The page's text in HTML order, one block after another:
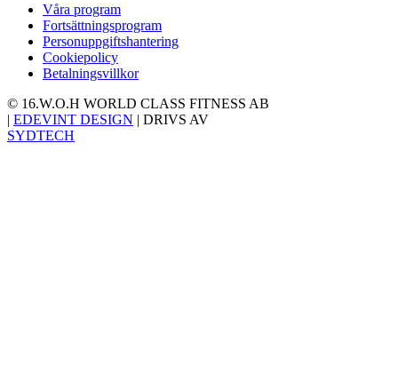
Våra program
Fortsättningsprogram
Personuppgiftshantering
Cookiepolicy
Betalningsvillkor
© 16.W.O.H WORLD CLASS FITNESS AB
| EDEVINT DESIGN | DRIVS AV
SYDTECH